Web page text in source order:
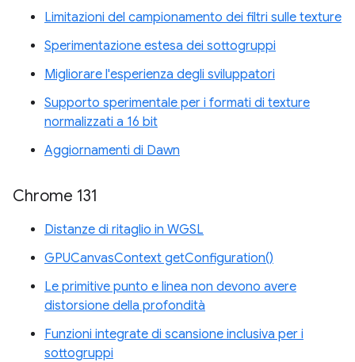
Limitazioni del campionamento dei filtri sulle texture
Sperimentazione estesa dei sottogruppi
Migliorare l'esperienza degli sviluppatori
Supporto sperimentale per i formati di texture
normalizzati a 16 bit
Aggiornamenti di Dawn
Chrome 131
Distanze di ritaglio in WGSL
GPUCanvasContext getConfiguration()
Le primitive punto e linea non devono avere
distorsione della profondità
Funzioni integrate di scansione inclusiva per i
sottogruppi